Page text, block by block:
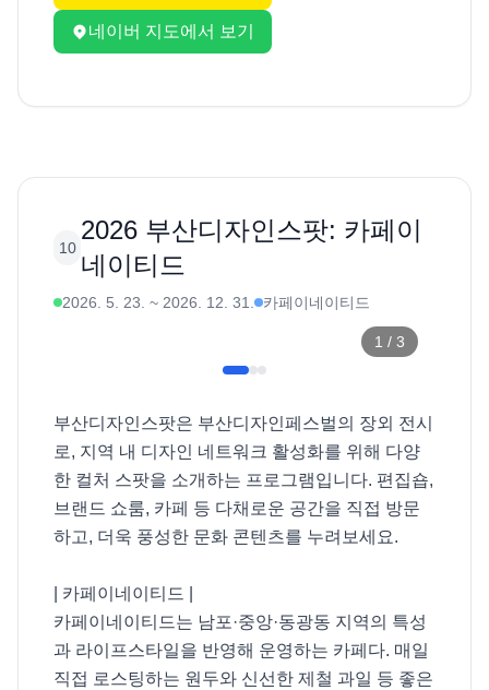
네이버 지도에서 보기
10
2026 부산디자인스팟: 카페이
네이티드
2026. 5. 23. ~ 2026. 12. 31. 카페이네이티드
1 / 3
부산디자인스팟은 부산디자인페스벌의 장외 전시
로, 지역 내 디자인 네트워크 활성화를 위해 다양
한 컬처 스팟을 소개하는 프로그램입니다. 편집숍,
브랜드 쇼룸, 카페 등 다채로운 공간을 직접 방문
하고, 더욱 풍성한 문화 콘텐츠를 누려보세요.
| 카페이네이티드 |
카페이네이티드는 남포·중앙·동광동 지역의 특성
과 라이프스타일을 반영해 운영하는 카페다. 매일
직접 로스팅하는 원두와 신선한 제철 과일 등 좋은